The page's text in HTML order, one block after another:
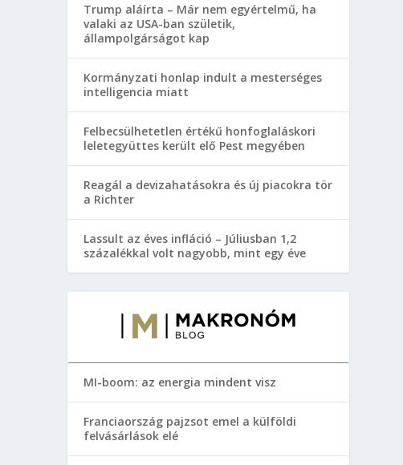
Trump aláírta – Már nem egyértelmű, ha
valaki az USA-ban születik,
állampolgárságot kap
Kormányzati honlap indult a mesterséges
intelligencia miatt
Felbecsülhetetlen értékű honfoglaláskori
leletegyüttes került elő Pest megyében
Reagál a devizahatásokra és új piacokra tör
a Richter
Lassult az éves infláció – Júliusban 1,2
százalékkal volt nagyobb, mint egy éve
MI-boom: az energia mindent visz
Franciaország pajzsot emel a külföldi
felvásárlások elé